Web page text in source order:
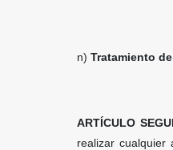
n) Tratamiento
ARTÍCULO
realizar cualquier